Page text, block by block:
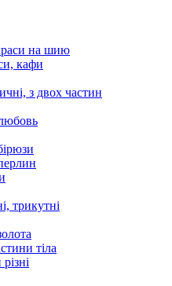
на шию
кафи
з двох частин
трикутні
тіла